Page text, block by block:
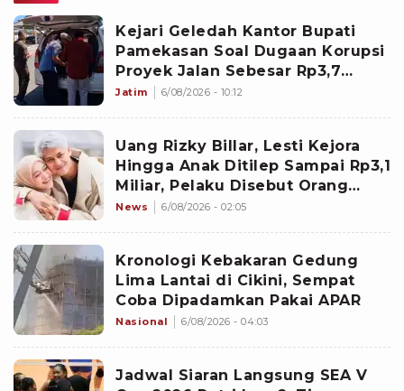
Kejari Geledah Kantor Bupati
Pamekasan Soal Dugaan Korupsi
Proyek Jalan Sebesar Rp3,7
Milliar
Jatim 6/08/2026 - 10:12
Uang Rizky Billar, Lesti Kejora
Hingga Anak Ditilep Sampai Rp3,1
Miliar, Pelaku Disebut Orang
Terdekat
News 6/08/2026 - 02:05
Kronologi Kebakaran Gedung
Lima Lantai di Cikini, Sempat
Coba Dipadamkan Pakai APAR
Nasional 6/08/2026 - 04:03
Jadwal Siaran Langsung SEA V